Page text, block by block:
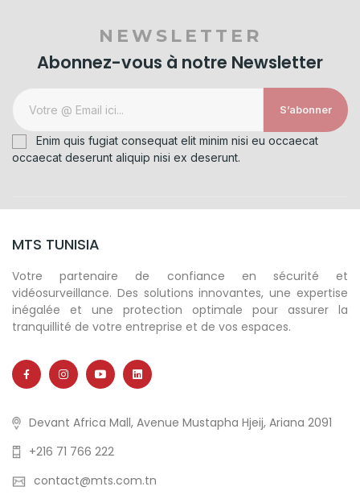
NEWSLETTER
Abonnez-vous à notre Newsletter
S’abonner
Enim quis fugiat consequat elit minim nisi eu occaecat
occaecat deserunt aliquip nisi ex deserunt.
MTS TUNISIA
Votre partenaire de confiance en sécurité et
vidéosurveillance. Des solutions innovantes, une expertise
inégalée et une protection optimale pour assurer la
tranquillité de votre entreprise et de vos espaces.
Devant Africa Mall, Avenue Mustapha Hjeij, Ariana 2091
+216 71 766 222
contact@mts.com.tn